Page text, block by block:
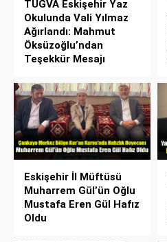
TÜGVA Eskişehir Yaz
Okulunda Vali Yılmaz
Ağırlandı: Mahmut
Öksüzoğlu’ndan
Teşekkür Mesajı
Eskişehir İl Müftüsü
Muharrem Gül’ün Oğlu
Mustafa Eren Gül Hafız
Oldu